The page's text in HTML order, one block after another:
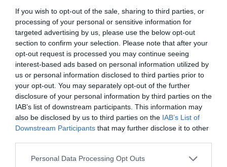
If you wish to opt-out of the sale, sharing to third parties, or
processing of your personal or sensitive information for
targeted advertising by us, please use the below opt-out
section to confirm your selection. Please note that after your
opt-out request is processed you may continue seeing
interest-based ads based on personal information utilized by
us or personal information disclosed to third parties prior to
your opt-out. You may separately opt-out of the further
disclosure of your personal information by third parties on the
IAB’s list of downstream participants. This information may
also be disclosed by us to third parties on the IAB’s List of
Downstream Participants that may further disclose it to other
Personal Data Processing Opt Outs
Hasta el lugar se desplazaron unaunidad SAMU, una
SVAE, una TNA y dos SVB, que atendieron a los
heridos, de entre 24 y 62 años.
Los sieteafectadosfueron trasladados al Hospital de
La Plana y al Hospital General de Castellón para